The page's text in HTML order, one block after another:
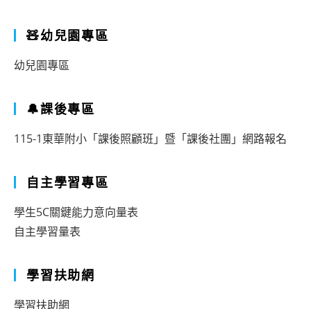
🧸幼兒園專區
幼兒園專區
🔔課後專區
115-1東華附小「課後照顧班」暨「課後社團」網路報名
自主學習專區
學生5C關鍵能力意向量表
自主學習量表
學習扶助網
學習扶助網